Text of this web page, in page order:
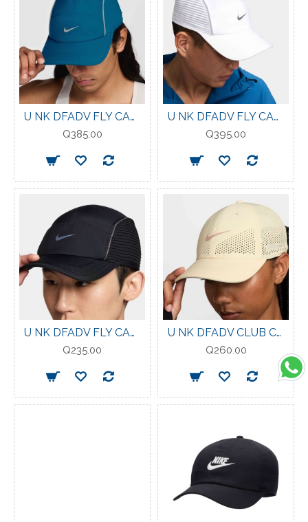
U NK DFADV FLY CAP U AB AEROAD GREEN ABYSS
Q385.00
U NK DFADV FLY CAP U AB AEROAD WHITE
Q395.00
U NK DFADV FLY CAP U AB AEROAD BLACK/ANTHRACITE
Q235.00
U NK DFADV CLUB CAP S AB P LT KHAKI
Q260.00